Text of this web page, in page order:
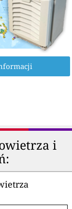
i